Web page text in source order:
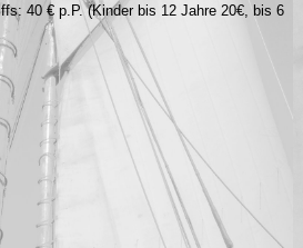
40 € p.P. (Kinder bis 12 Jahre 20€, bis 6